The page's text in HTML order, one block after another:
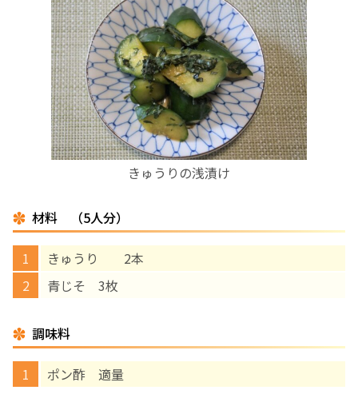
きゅうりの浅漬け
材料 （5人分）
きゅうり 2本
青じそ 3枚
調味料
ポン酢 適量
妊婦健診
お産について
親と子の結びつき支援
母乳育児
その他の診療内容
‘さんルーム’ でさまざまな講座・クラス
遠方にお住まいで当院での出産を希望される方へ
医師プロフィール